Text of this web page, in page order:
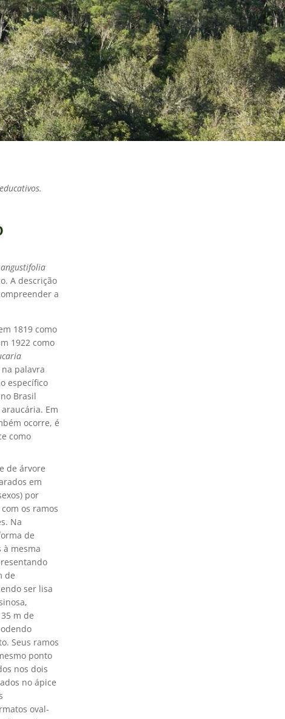
A descrição
a
1819 como
1922 como
palavra
específico
Brasil
Em
ocorre, é
como
de árvore
em
por
os ramos
Na
de
mesma
de
ser lisa
m de
Seus ramos
ponto
nos dois
no ápice
oval-